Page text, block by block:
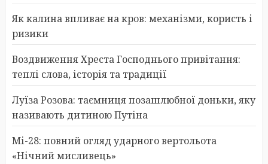
Як калина впливає на кров: механізми, користь і
ризики
Воздвиження Хреста Господнього привітання:
теплі слова, історія та традиції
Луїза Розова: таємниця позашлюбної доньки, яку
називають дитиною Путіна
Мі-28: повний огляд ударного вертольота
«Нічний мисливець»